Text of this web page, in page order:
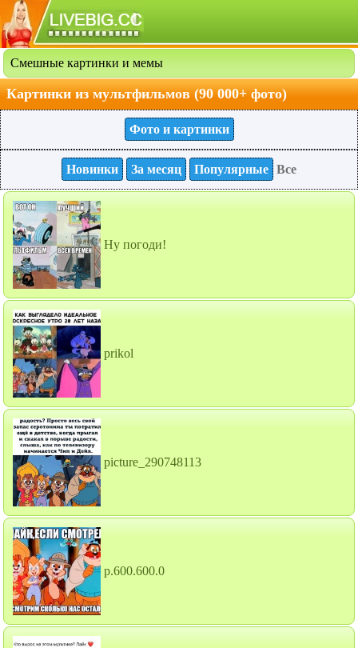
Смешные картинки и мемы
Картинки из мультфильмов (90 000+ фото)
Фото и картинки
Новинки За месяц Популярные Все
Ну погоди!
prikol
picture_290748113
p.600.600.0